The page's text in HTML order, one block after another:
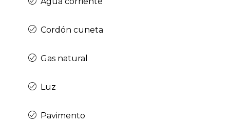
Cordón cuneta
Gas natural
Luz
Pavimento